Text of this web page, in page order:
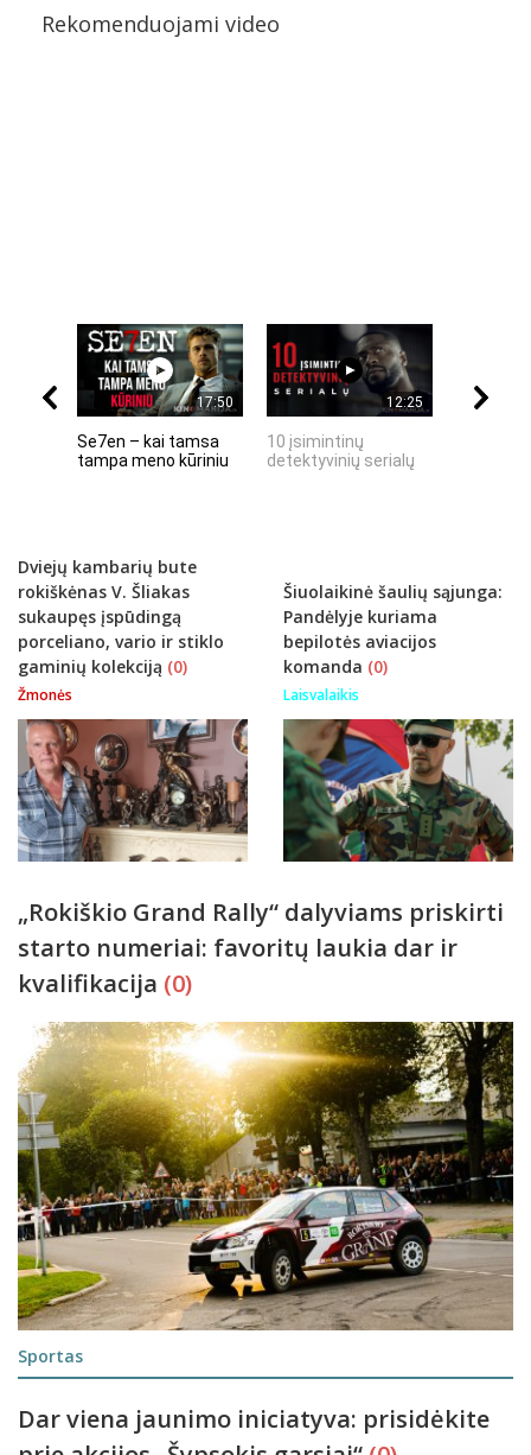
Rekomenduojami video
17:50
Se7en – kai tamsa
tampa meno kūriniu
12:25
10 įsimintinų
detektyvinių serialų
Dviejų kambarių bute
rokiškėnas V. Šliakas
sukaupęs įspūdingą
porceliano, vario ir stiklo
gaminių kolekciją (0)
Žmonės
Šiuolaikinė šaulių sąjunga:
Pandėlyje kuriama
bepilotės aviacijos
komanda (0)
Laisvalaikis
„Rokiškio Grand Rally“ dalyviams priskirti
starto numeriai: favoritų laukia dar ir
kvalifikacija (0)
Sportas
Dar viena jaunimo iniciatyva: prisidėkite